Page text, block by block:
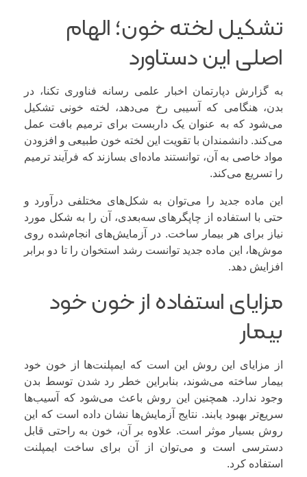
تشکیل لخته خون؛ الهام
اصلی این دستاورد
به گزارش دپارتمان اخبار علمی رسانه فناوری تکنا، در
بدن، هنگامی که آسیبی رخ می‌دهد، لخته خونی تشکیل
می‌شود که به عنوان یک داربست برای ترمیم بافت عمل
می‌کند. دانشمندان با تقویت این لخته خون طبیعی و افزودن
مواد خاصی به آن، توانستند ماده‌ای بسازند که فرآیند ترمیم
را تسریع می‌کند.
این ماده جدید را می‌توان به شکل‌های مختلفی درآورد و
حتی با استفاده از چاپگرهای سه‌بعدی، آن را به شکل مورد
نیاز برای هر بیمار ساخت. در آزمایش‌های انجام‌شده روی
موش‌ها، این ماده جدید توانست رشد استخوان را تا دو برابر
افزایش دهد.
مزایای استفاده از خون خود
بیمار
از مزایای این روش این است که ایمپلنت‌ها از خون خود
بیمار ساخته می‌شوند، بنابراین خطر رد شدن توسط بدن
وجود ندارد. همچنین این روش باعث می‌شود که آسیب‌ها
سریع‌تر بهبود یابند. نتایج آزمایش‌ها نشان داده است که این
روش بسیار موثر است. علاوه بر آن، خون به راحتی قابل
دسترسی است و می‌توان از آن برای ساخت ایمپلنت
استفاده کرد.